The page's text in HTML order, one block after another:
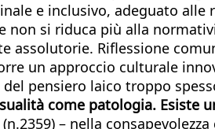
e inclusivo, adeguato alle
si riduca più alla
assolutorie. Riflessione
un approccio culturale
pensiero laico troppo
come patologia. Esiste
– nella